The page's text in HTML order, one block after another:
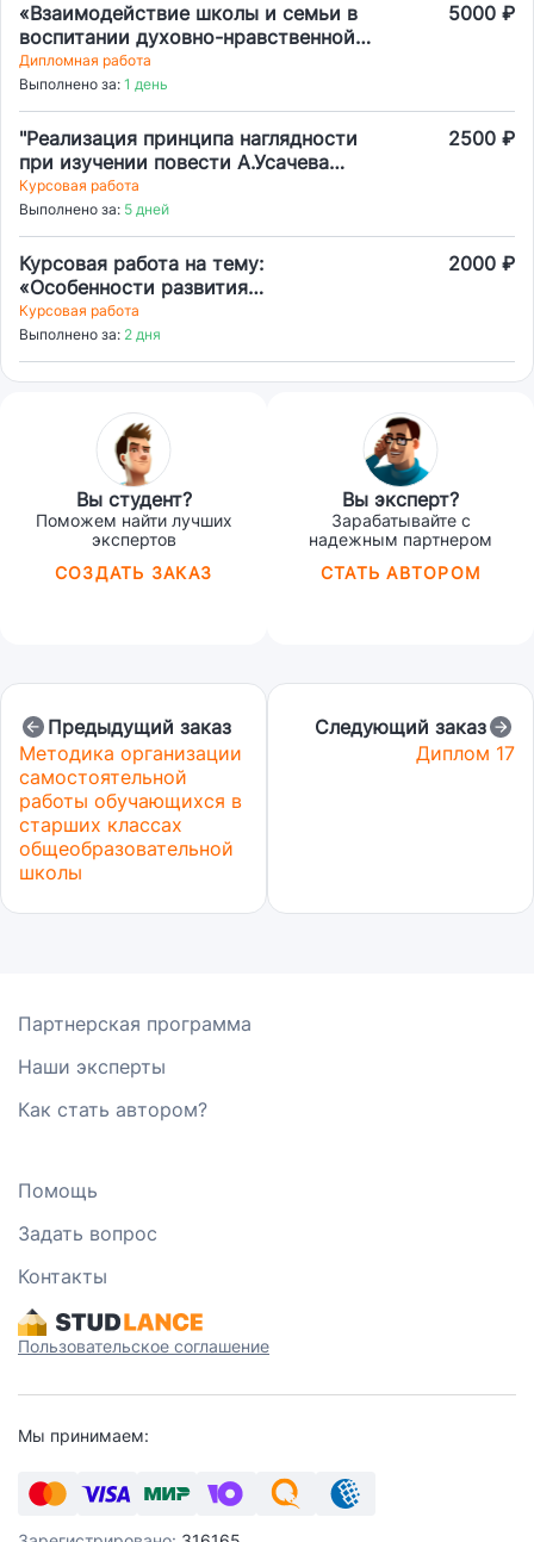
«Взаимодействие школы и семьи в
воспитании духовно-нравственной
культуры младших школьников»
5000 ₽
Дипломная работа
Выполнено за: 1 день
"Реализация принципа наглядности
при изучении повести А.Усачева
"Жили-были ежики" на уроках
внеклассного чтения"
2500 ₽
Курсовая работа
Выполнено за: 5 дней
Курсовая работа на тему:
«Особенности развития
представлений об окружающем
мире у детей с нарушением зрения»
2000 ₽
Курсовая работа
Выполнено за: 2 дня
Вы студент?
Поможем найти лучших
экспертов
СОЗДАТЬ ЗАКАЗ
Вы эксперт?
Зарабатывайте с
надежным партнером
СТАТЬ АВТОРОМ
Предыдущий заказ
Методика организации
самостоятельной
работы обучающихся в
старших классах
общеобразовательной
школы
Следующий заказ
Диплом 17
Партнерская программа
Наши эксперты
Как стать автором?
Помощь
Задать вопрос
Контакты
Пользовательское соглашение
Мы принимаем: